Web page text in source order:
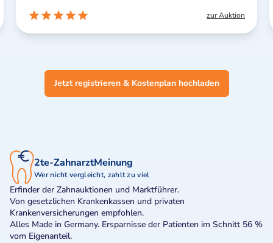
zur Auktion
Jetzt registrieren & Kostenplan hochladen
2te-ZahnarztMeinung
Wer nicht vergleicht, zahlt zu viel
Erfinder der Zahnauktionen und Marktführer.
Von gesetzlichen Krankenkassen und privaten
Krankenversicherungen empfohlen.
Alles Made in Germany. Ersparnisse der Patienten im Schnitt 56 %
vom Eigenanteil.